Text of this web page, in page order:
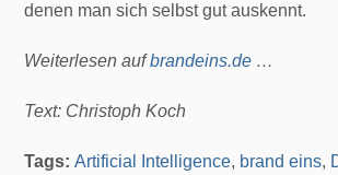
denen man sich selbst gut auskennt.
Weiterlesen aufbrandeins.de …
Text: Christoph Koch
Tags:Artificial Intelligence, brand eins,